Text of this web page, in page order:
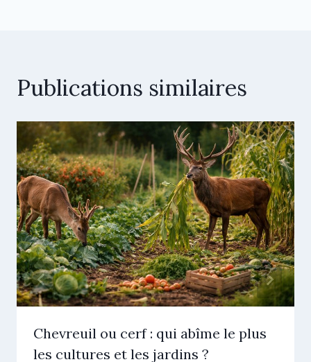
Publications similaires
Chevreuil ou cerf : qui abîme le plus
les cultures et les jardins ?